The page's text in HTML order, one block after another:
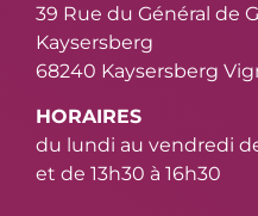
39 Rue du Général de
Kaysersberg
68240 Kaysersberg
HORAIRES
du lundi au vendredi
et de 13h30 à 16h30